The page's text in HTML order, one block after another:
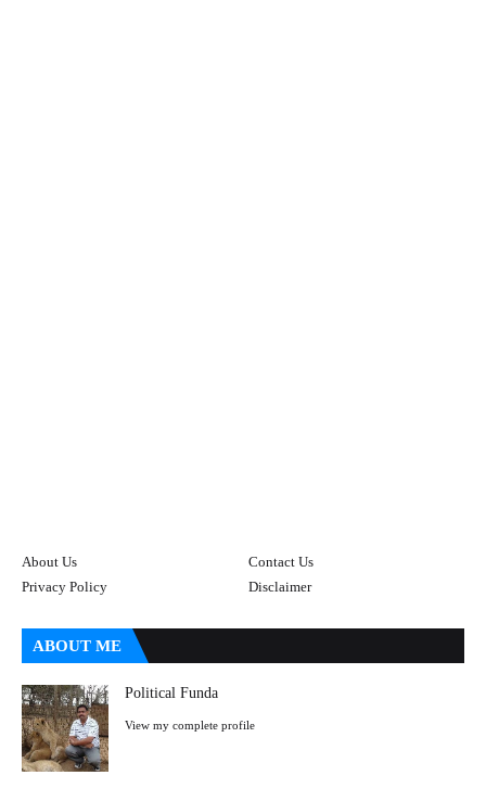
About Us
Contact Us
Privacy Policy
Disclaimer
ABOUT ME
Political Funda
View my complete profile